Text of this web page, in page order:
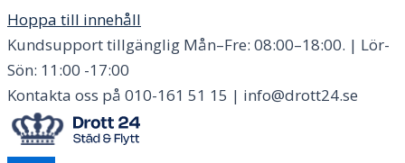
Hoppa till innehåll
Kundsupport tillgänglig Mån–Fre: 08:00–18:00. | Lör-
Sön: 11:00 -17:00
Kontakta oss på 010-161 51 15 | info@drott24.se